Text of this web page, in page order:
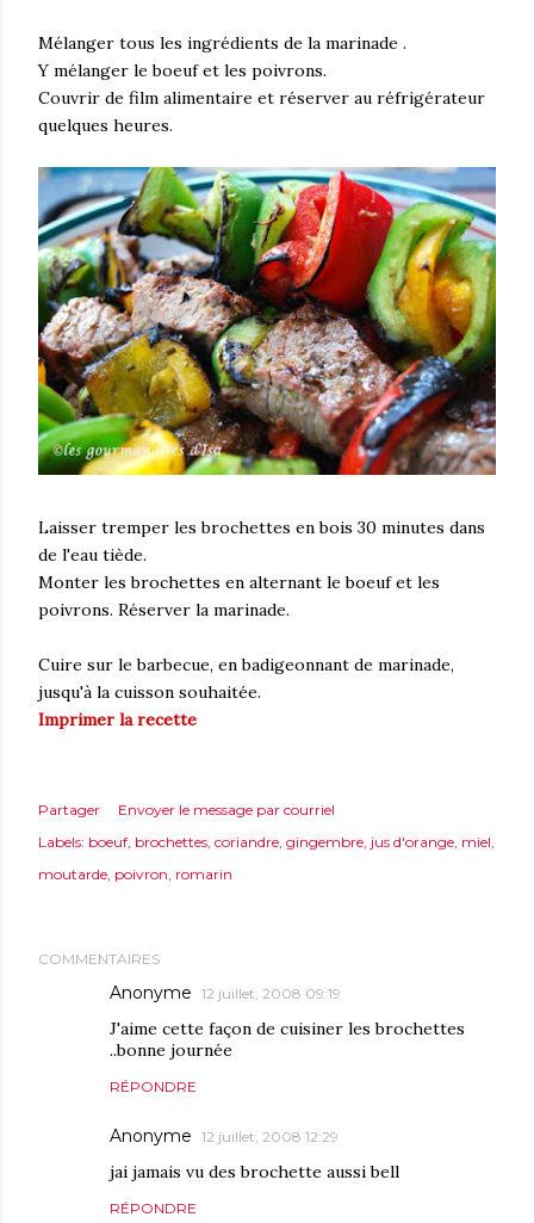
Mélanger tous les ingrédients de la marinade .
Y mélanger le boeuf et les poivrons.
Couvrir de film alimentaire et réserver au réfrigérateur
quelques heures.
Laisser tremper les brochettes en bois 30 minutes dans
de l'eau tiède.
Monter les brochettes en alternant le boeuf et les
poivrons. Réserver la marinade.
Cuire sur le barbecue, en badigeonnant de marinade,
jusqu'à la cuisson souhaitée.
Imprimer la recette
Partager
Envoyer le message par courriel
Labels: boeuf brochettes coriandre gingembre jus d'orange miel
moutarde poivron romarin
COMMENTAIRES
Anonyme 12 juillet, 2008 09:19
J'aime cette façon de cuisiner les brochettes
..bonne journée
RÉPONDRE
Anonyme 12 juillet, 2008 12:29
jai jamais vu des brochette aussi bell
RÉPONDRE